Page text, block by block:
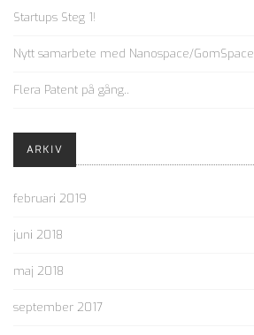
Startups Steg 1!
Nytt samarbete med Nanospace/GomSpace
Flera Patent på gång..
ARKIV
februari 2019
juni 2018
maj 2018
september 2017